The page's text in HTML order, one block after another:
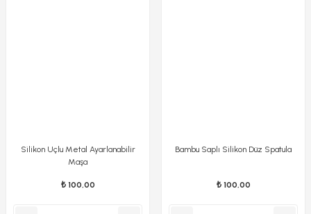
Silikon Uçlu Metal Ayarlanabilir
Maşa
₺ 100,00
Bambu Saplı Silikon Düz Spatula
₺ 100,00